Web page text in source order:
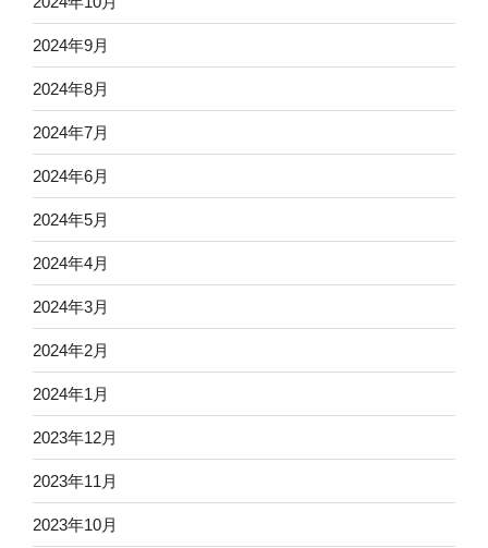
2024年9月
2024年8月
2024年7月
2024年6月
2024年5月
2024年4月
2024年3月
2024年2月
2024年1月
2023年12月
2023年11月
2023年10月